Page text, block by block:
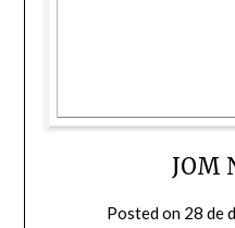
JOM
Posted on 28 de